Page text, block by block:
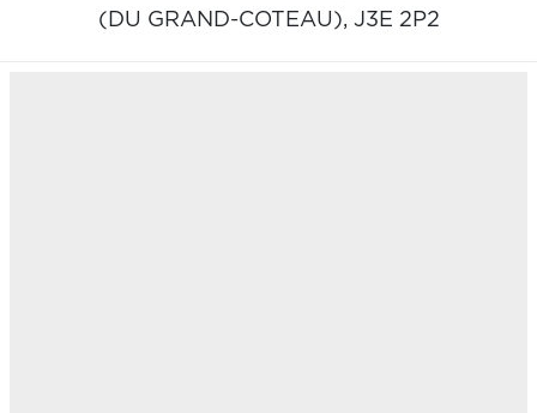
(DU GRAND-COTEAU), J3E 2P2